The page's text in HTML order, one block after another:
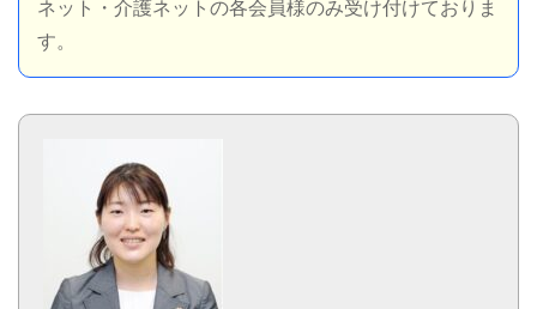
ネット・介護ネットの各会員様のみ受け付けておりま
す。